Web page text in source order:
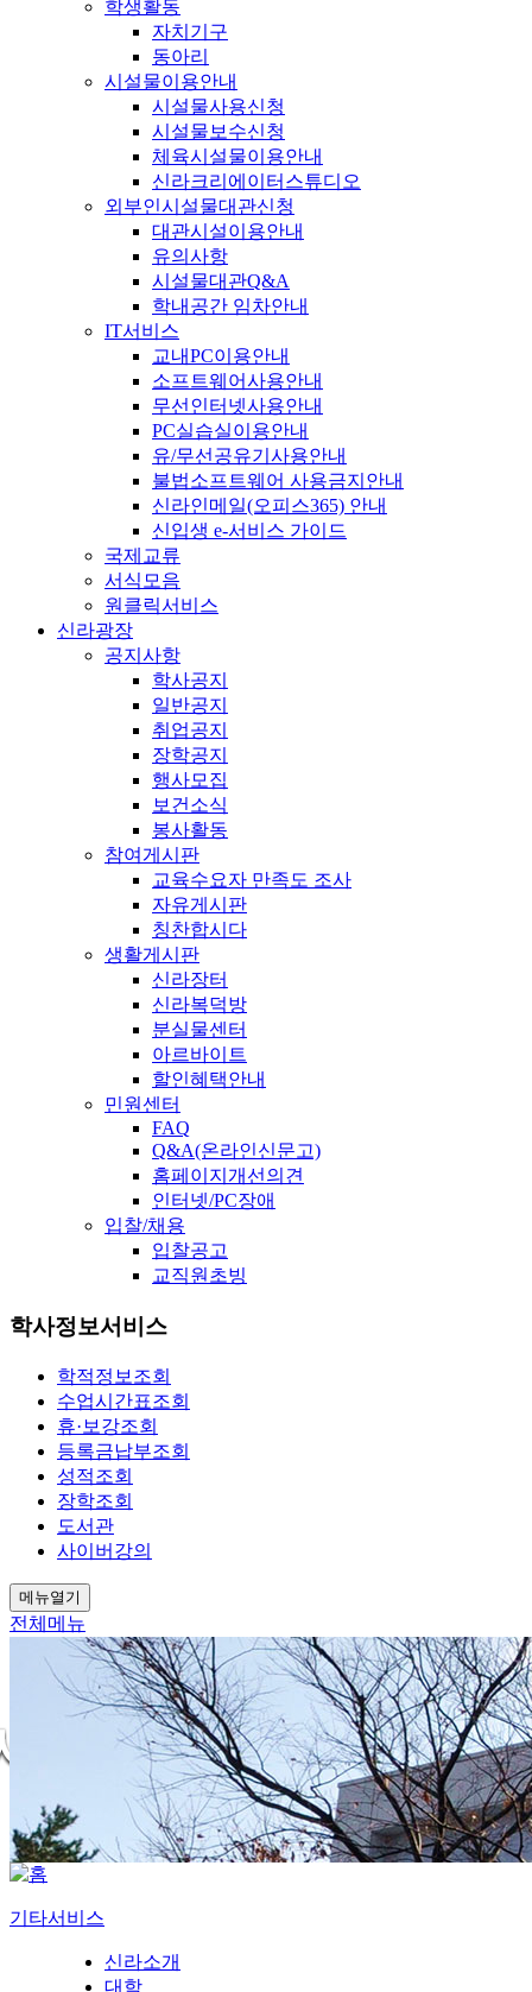
학생활동
자치기구
동아리
시설물이용안내
시설물사용신청
시설물보수신청
체육시설물이용안내
신라크리에이터스튜디오
외부인시설물대관신청
대관시설이용안내
유의사항
시설물대관Q&A
학내공간 임차안내
IT서비스
교내PC이용안내
소프트웨어사용안내
무선인터넷사용안내
PC실습실이용안내
유/무선공유기사용안내
불법소프트웨어 사용금지안내
신라인메일(오피스365) 안내
신입생 e-서비스 가이드
국제교류
서식모음
원클릭서비스
신라광장
공지사항
학사공지
일반공지
취업공지
장학공지
행사모집
보건소식
봉사활동
참여게시판
교육수요자 만족도 조사
자유게시판
칭찬합시다
생활게시판
신라장터
신라복덕방
분실물센터
아르바이트
할인혜택안내
민원센터
FAQ
Q&A(온라인신문고)
홈페이지개선의견
인터넷/PC장애
입찰/채용
입찰공고
교직원초빙
학사정보서비스
학적정보조회
수업시간표조회
휴·보강조회
등록금납부조회
성적조회
장학조회
도서관
사이버강의
메뉴열기
전체메뉴
기타서비스
신라소개
대학